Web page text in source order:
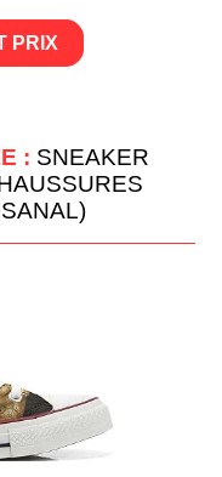
PRIX
: SNEAKER